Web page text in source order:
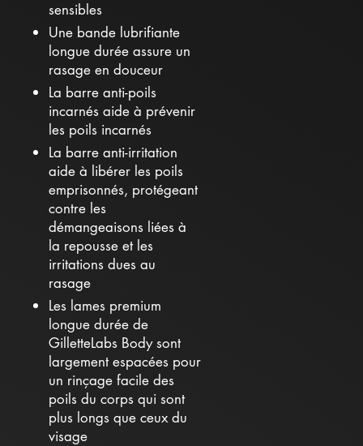
sensibles
Une bande lubrifiante
longue durée assure un
rasage en douceur
La barre anti-poils
incarnés aide à prévenir
les poils incarnés
La barre anti-irritation
aide à libérer les poils
emprisonnés, protégeant
contre les
démangeaisons liées à
la repousse et les
irritations dues au
rasage
Les lames premium
longue durée de
GilletteLabs Body sont
largement espacées pour
un rinçage facile des
poils du corps qui sont
plus longs que ceux du
visage